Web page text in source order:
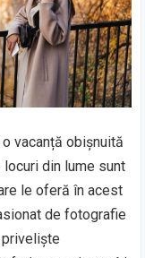
vacanță obișnuită
din lume sunt
le oferă în acest
de fotografie